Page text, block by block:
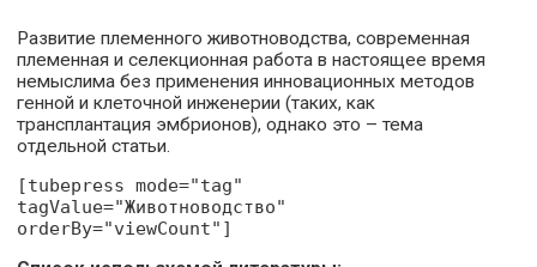
Развитие племенного животноводства, современная
племенная и селекционная работа в настоящее время
немыслима без применения инновационных методов
генной и клеточной инженерии (таких, как
трансплантация эмбрионов), однако это – тема
отдельной статьи.
[tubepress mode="tag"
tagValue="Животноводство"
orderBy="viewCount"]